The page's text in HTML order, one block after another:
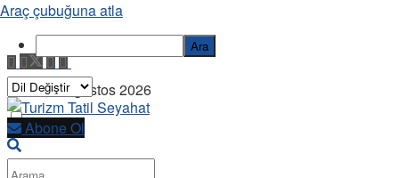
Cuma, 7 Ağustos 2026
Abone Ol
Araç çubuğuna atla
Ara